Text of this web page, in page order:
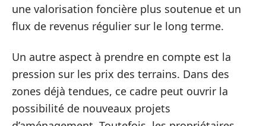
une valorisation foncière plus soutenue et un
flux de revenus régulier sur le long terme.
Un autre aspect à prendre en compte est la
pression sur les prix des terrains. Dans des
zones déjà tendues, ce cadre peut ouvrir la
possibilité de nouveaux projets